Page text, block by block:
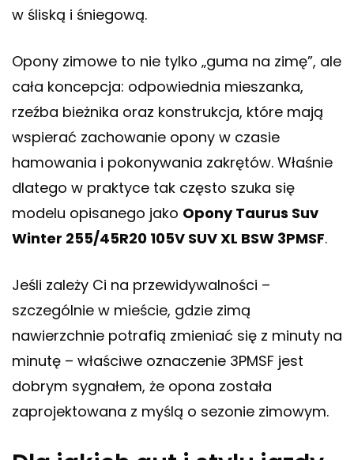
w śliską i śniegową.
Opony zimowe to nie tylko „guma na zimę”, ale
cała koncepcja: odpowiednia mieszanka,
rzeźba bieżnika oraz konstrukcja, które mają
wspierać zachowanie opony w czasie
hamowania i pokonywania zakrętów. Właśnie
dlatego w praktyce tak często szuka się
modelu opisanego jako Opony Taurus Suv
Winter 255/45R20 105V SUV XL BSW 3PMSF.
Jeśli zależy Ci na przewidywalności –
szczególnie w mieście, gdzie zimą
nawierzchnie potrafią zmieniać się z minuty na
minutę – właściwe oznaczenie 3PMSF jest
dobrym sygnałem, że opona została
zaprojektowana z myślą o sezonie zimowym.